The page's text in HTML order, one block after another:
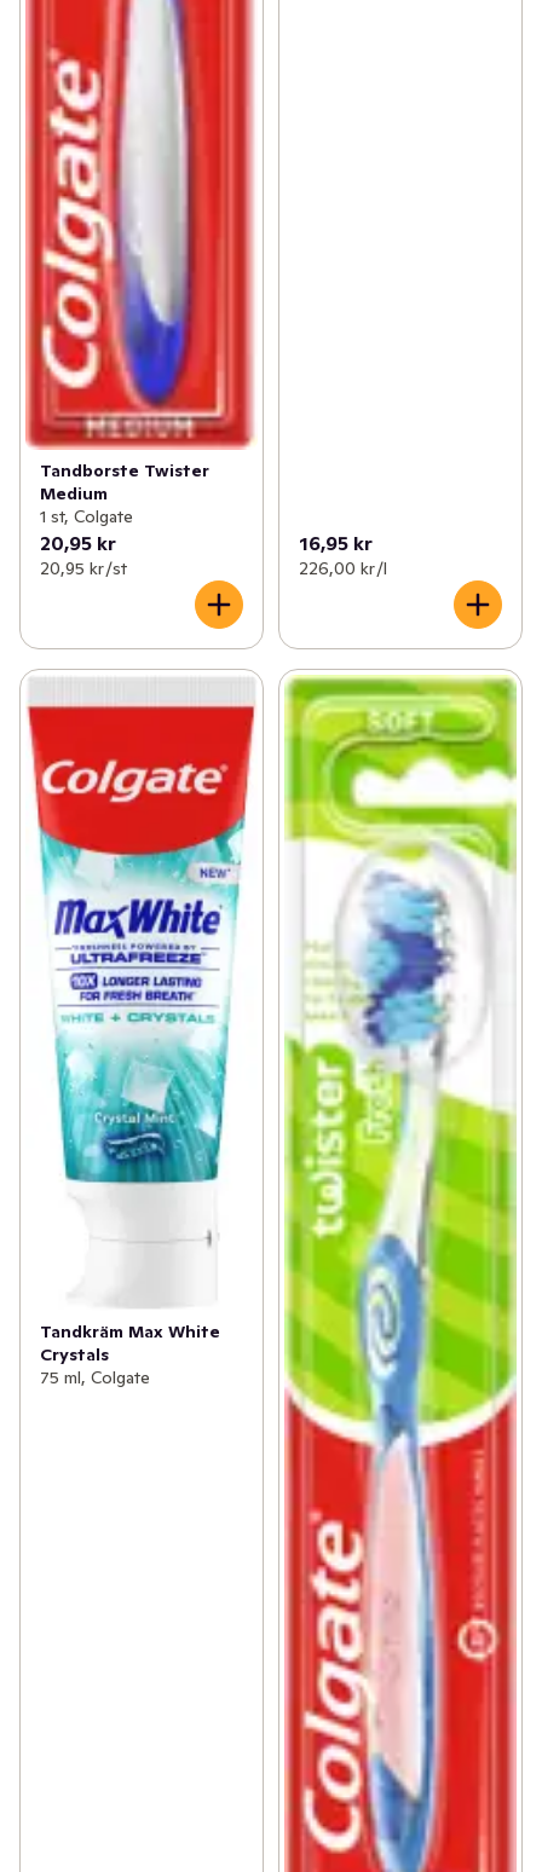
Tandborste Twister
Medium
1 st, Colgate
20,95 kr
20,95 kr /st
16,95 kr
226,00 kr /l
Tandkräm Max White
Crystals
75 ml, Colgate